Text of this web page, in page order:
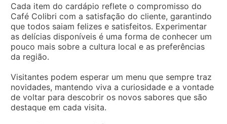
Cada item do cardápio reflete o compromisso do
Café Colibri com a satisfação do cliente, garantindo
que todos saiam felizes e satisfeitos. Experimentar
as delícias disponíveis é uma forma de conhecer um
pouco mais sobre a cultura local e as preferências
da região.
Visitantes podem esperar um menu que sempre traz
novidades, mantendo viva a curiosidade e a vontade
de voltar para descobrir os novos sabores que são
destaque em cada visita.